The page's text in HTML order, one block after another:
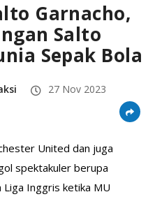
Garnacho,
Salto
Sepak Bola
27 Nov 2023
United dan juga
spektakuler berupa
Inggris ketika MU